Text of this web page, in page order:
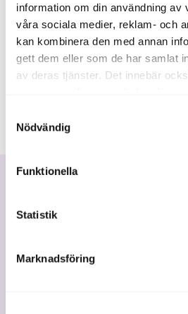
information om din användning av
våra sociala medier, reklam- och
kan kombinera den med annan
gett dem eller som de har samlat
av deras tjänster. Det innebär
Om du klickar på avvisa kommer
eller delning av information enligt
förutom för kakor som är
ska fungera se mer under
Nödvändig
Funktionella
Statistik
Marknadsföring